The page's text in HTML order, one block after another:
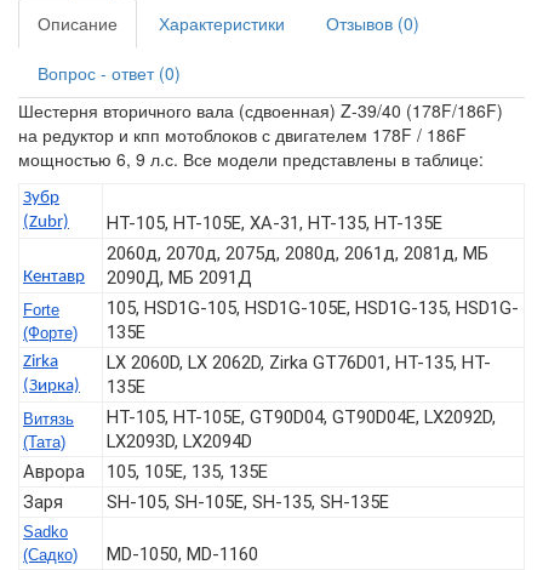
Описание
Характеристики Отзывов (0)
Вопрос - ответ (0)
Шестерня вторичного вала (сдвоенная) Z-39/40 (178F/186F)
на редуктор и кпп мотоблоков с двигателем 178F / 186F
мощностью 6, 9 л.с. Все модели представлены в таблице:
Зубр
(Zubr)
HT-105, HT-105E, ХА-31, HT-135, HT-135E
Кентавр
2060д, 2070д, 2075д, 2080д, 2061д, 2081д, МБ
2090Д, МБ 2091Д
Forte
(Форте)
105, HSD1G-105, HSD1G-105E, HSD1G-135, HSD1G-
135E
Zirka
(Зирка)
LX 2060D, LX 2062D, Zirka GT76D01, HT-135, HT-
135E
Витязь
(Тата)
HT-105, HT-105E, GT90D04, GT90D04E, LX2092D,
LX2093D, LX2094D
Аврора
105, 105Е, 135, 135E
Заря
SH-105, SH-105E, SH-135, SH-135E
Sadko
(Садко)
MD-1050, MD-1160